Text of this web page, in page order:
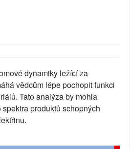
dynamiky ležící za
vědcům lépe pochopit funkci
Tato analýza by mohla
produktů schopných